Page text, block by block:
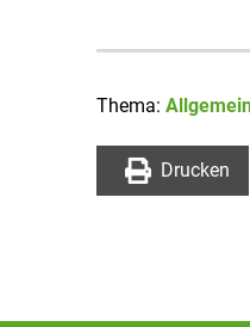
Thema:
Drucken